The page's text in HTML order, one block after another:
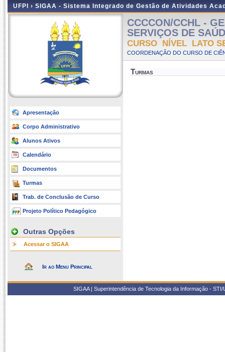
UFPI › SIGAA - Sistema Integrado de Gestão de Atividades
Apresentação
Corpo Administrativo
Alunos Ativos
Calendário
Documentos
Turmas
Trab. de Conclusão de Curso
Projeto Político Pedagógico
Outras Opções
Acessar o SIGAA
Ir ao Menu Principal
CCCCON/CCHL -
SERVIÇOS DE
CURSO NÍVEL LATO
COORDENAÇÃO DO CURSO DE
Turmas
SIGAA | Superintendência de Tecnologia da Informação -